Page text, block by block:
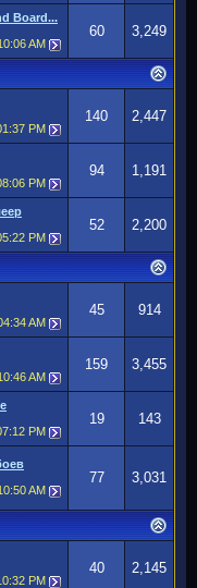
Board...
AM
60 3,249
PM
140 2,447
PM
94 1,191
PM
52 2,200
AM
45 914
AM
159 3,455
PM
19 143
AM
77 3,031
PM
40 2,145